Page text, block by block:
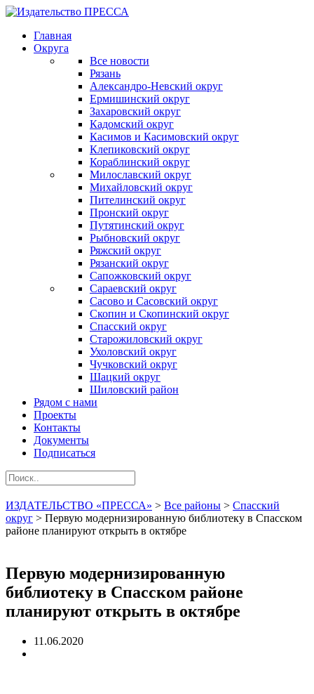
Главная
Округа
Все новости
Рязань
Александро-Невский округ
Ермишинский округ
Захаровский округ
Кадомский округ
Касимов и Касимовский округ
Клепиковский округ
Кораблинский округ
Милославский округ
Михайловский округ
Пителинский округ
Пронский округ
Путятинский округ
Рыбновский округ
Ряжский округ
Рязанский округ
Сапожковский округ
Сараевский округ
Сасово и Сасовский округ
Скопин и Скопинский округ
Спасский округ
Старожиловский округ
Ухоловский округ
Чучковский округ
Шацкий округ
Шиловский район
Рядом с нами
Проекты
Контакты
Документы
Подписаться
ИЗДАТЕЛЬСТВО «ПРЕССА» > Все районы > Спасский
округ > Первую модернизированную библиотеку в Спасском
районе планируют открыть в октябре
Первую модернизированную
библиотеку в Спасском районе
планируют открыть в октябре
11.06.2020